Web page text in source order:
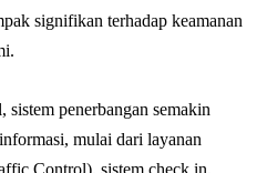
signifikan terhadap keamanan
penerbangan semakin
mulai dari layanan
Control), sistem check in,